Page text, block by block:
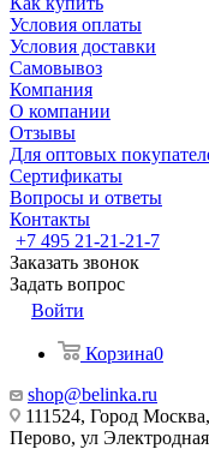
Условия оплаты
Условия доставки
Самовывоз
Компания
О компании
Отзывы
Для оптовых
Сертификаты
Вопросы и ответы
Контакты
+7 495 21-21-21-7
Заказать звонок
Задать вопрос
Войти
Корзина0
shop@belinka.ru
111524, Город
Перово, ул